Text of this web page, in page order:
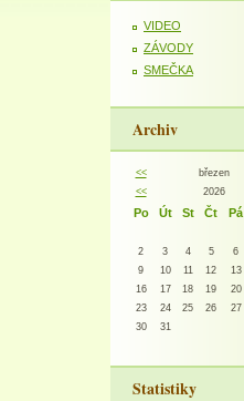
VIDEO
ZÁVODY
SMEČKA
Archiv
<< březen
<<
2026
Po Út St Čt Pá
2
3 4 5 6
9
10 11 12 13
16
17 18 19 20
23
24 25 26 27
30
31
Statistiky